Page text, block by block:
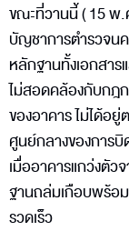
ขณะที่วานนี้ ( 15
บัญชาการตำรวจน
หลักฐานทั้งเอกสา
ไม่สอดคล้องกับกฎ
ของอาคาร ไม่ได้อ
ศูนย์กลางของการบิ
เมื่ออาคารแกว่งตัว
ฐานถล่มเกือบพร้อ
รวดเร็ว